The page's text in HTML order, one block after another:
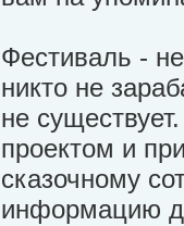
Фестиваль -
никто не
не
проектом и
сказочному
информацию